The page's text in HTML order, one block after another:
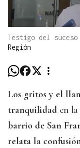
Testigo del
Región
Los gritos y el
tranquilidad en
barrio de San
relata la